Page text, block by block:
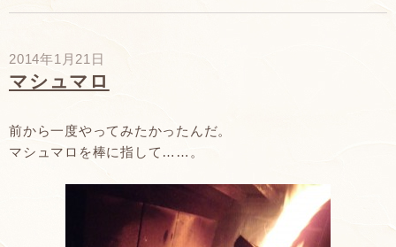
2014年1月21日
マシュマロ
前から一度やってみたかったんだ。
マシュマロを棒に指して……。